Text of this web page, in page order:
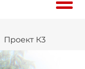
Проект К3